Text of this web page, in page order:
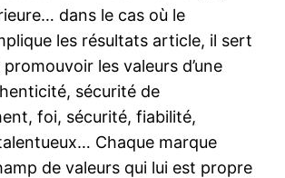
dans le cas où le
les résultats article, il sert
les valeurs d’une
sécurité de
foi, sécurité, fiabilité,
Chaque marque
de valeurs qui lui est propre